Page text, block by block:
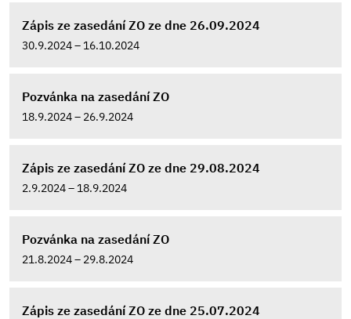
Zápis ze zasedání ZO ze dne 26.09.2024
30.9.2024 – 16.10.2024
Pozvánka na zasedání ZO
18.9.2024 – 26.9.2024
Zápis ze zasedání ZO ze dne 29.08.2024
2.9.2024 – 18.9.2024
Pozvánka na zasedání ZO
21.8.2024 – 29.8.2024
Zápis ze zasedání ZO ze dne 25.07.2024